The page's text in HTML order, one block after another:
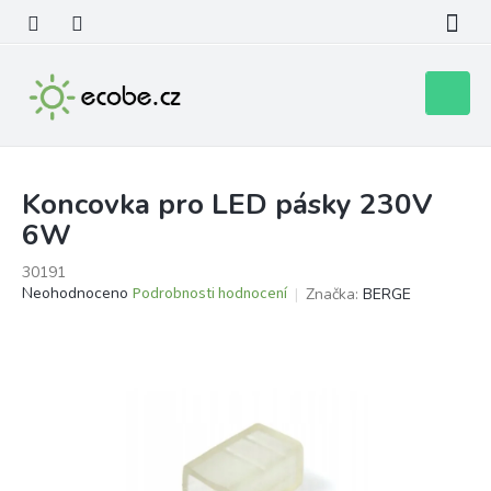
obsah
košík
Koncovka pro LED pásky 230V
6W
30191
Průměrné
Neohodnoceno Podrobnosti hodnocení Značka: BERGE